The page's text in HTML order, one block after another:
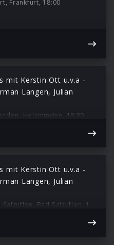
Frankfurt, 18:00
mit Kerstin Ott u.v.a -
Langen, Julian
Holzminden, 19:30
mit Kerstin Ott u.v.a -
Langen, Julian